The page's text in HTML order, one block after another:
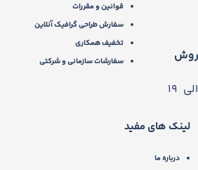
قوانین و مقررات
سفارش طراحی گرافیک آنلاین
تخفیف همکاری
سفارشات سازمانی و شرکتی
لینک های مفید
درباره ما